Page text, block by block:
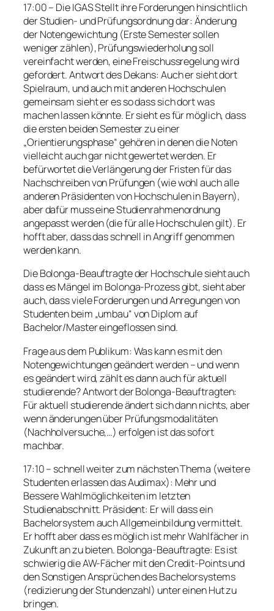
17:00 – Die IGAS Stellt ihre Forderungen hinsichtlich
der Studien- und Prüfungsordnung dar: Änderung
der Notengewichtung (Erste Semester sollen
weniger zählen), Prüfungswiederholung soll
vereinfacht werden, eine Freischussregelung wird
gefordert. Antwort des Dekans: Auch er sieht dort
Spielraum, und auch mit anderen Hochschulen
gemeinsam sieht er es so dass sich dort was
machen lassen könnte. Er sieht es für möglich, dass
die ersten beiden Semester zu einer
„Orientierungsphase“ gehören in denen die Noten
vielleicht auch gar nicht gewertet werden. Er
befürwortet die Verlängerung der Fristen für das
Nachschreiben von Prüfungen (wie wohl auch alle
anderen Präsidenten von Hochschulen in Bayern),
aber dafür muss eine Studienrahmenordnung
angepasst werden (die für alle Hochschulen gilt). Er
hofft aber, dass das schnell in Angriff genommen
werden kann.
Die Bolonga-Beauftragte der Hochschule sieht auch
dass es Mängel im Bolonga-Prozess gibt, sieht aber
auch, dass viele Forderungen und Anregungen von
Studenten beim „umbau“ von Diplom auf
Bachelor/Master eingeflossen sind.
Frage aus dem Publikum: Was kann es mit den
Notengewichtungen geändert werden – und wenn
es geändert wird, zählt es dann auch für aktuell
studierende? Antwort der Bolonga-Beauftragten:
Für aktuell studierende ändert sich dann nichts, aber
wenn änderungen über Prüfungsmodalitäten
(Nachholversuche,…) erfolgen ist das sofort
machbar.
17:10 – schnell weiter zum nächsten Thema (weitere
Studenten erlassen das Audimax): Mehr und
Bessere Wahlmöglichkeiten im letzten
Studienabschnitt. Präsident: Er will dass ein
Bachelorsystem auch Allgemeinbildung vermittelt.
Er hofft aber dass es möglich ist mehr Wahlfächer in
Zukunft an zu bieten. Bolonga-Beauftragte: Es ist
schwierig die AW-Fächer mit den Credit-Points und
den Sonstigen Ansprüchen des Bachelorsystems
(redizierung der Stundenzahl) unter einen Hut zu
bringen.